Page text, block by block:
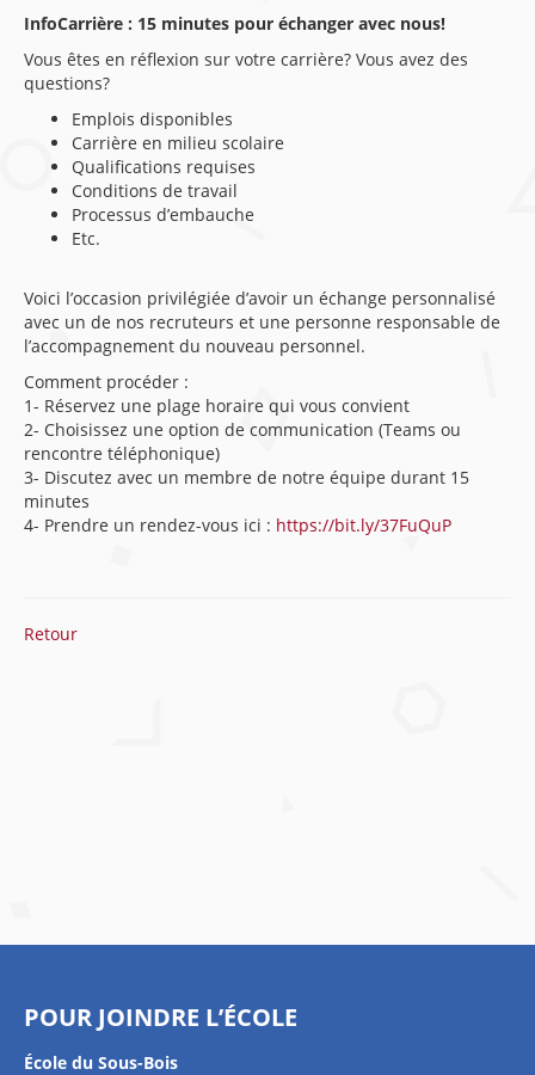
InfoCarrière : 15 minutes pour échanger avec nous!
Vous êtes en réflexion sur votre carrière? Vous avez des
questions?
Emplois disponibles
Carrière en milieu scolaire
Qualifications requises
Conditions de travail
Processus d’embauche
Etc.
Voici l’occasion privilégiée d’avoir un échange personnalisé
avec un de nos recruteurs et une personne responsable de
l’accompagnement du nouveau personnel.
Comment procéder :
1- Réservez une plage horaire qui vous convient
2- Choisissez une option de communication (Teams ou
rencontre téléphonique)
3- Discutez avec un membre de notre équipe durant 15
minutes
4- Prendre un rendez-vous ici : https://bit.ly/37FuQuP
Retour
POUR JOINDRE L’ÉCOLE
École du Sous-Bois